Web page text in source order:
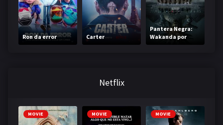
Ron da error Carter
Pantera Negra:
Wakanda por
siempre
Netflix
MOVIE MOVIE MOVIE